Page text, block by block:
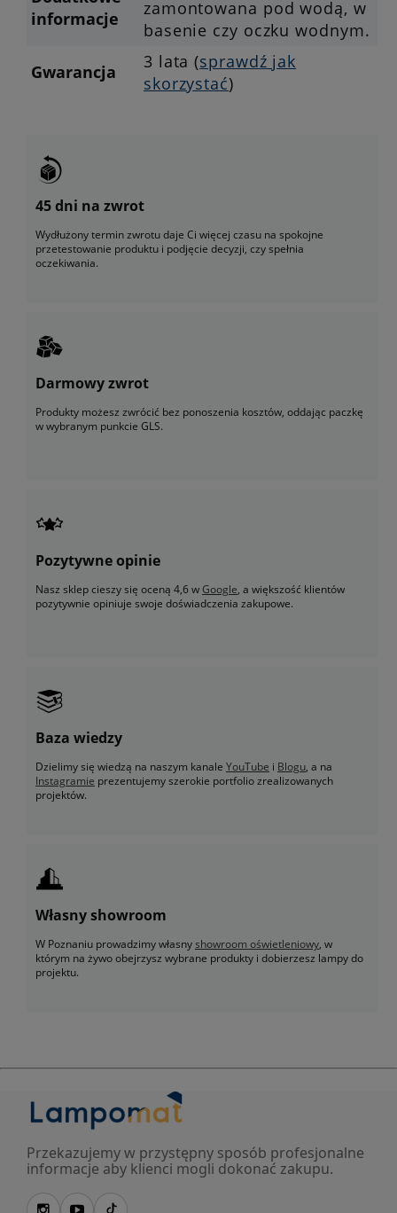
informacje
zamontowana pod wodą, w
basenie czy oczku wodnym.
Gwarancja
3 lata (sprawdź jak
skorzystać)
45 dni na zwrot
Wydłużony termin zwrotu daje Ci więcej czasu na spokojne
przetestowanie produktu i podjęcie decyzji, czy spełnia
oczekiwania.
Darmowy zwrot
Produkty możesz zwrócić bez ponoszenia kosztów, oddając paczkę
w wybranym punkcie GLS.
Pozytywne opinie
Nasz sklep cieszy się oceną 4,6 wGoogle, a większość klientów
pozytywnie opiniuje swoje doświadczenia zakupowe.
Baza wiedzy
Dzielimy się wiedzą na naszym kanale YouTube i Blogu, a na
Instagramie prezentujemy szerokie portfolio zrealizowanych
projektów.
Własny showroom
W Poznaniu prowadzimy własnyshowroom oświetleniowy, w
którym na żywo obejrzysz wybrane produkty i dobierzesz lampy do
projektu.
Przekazujemy w przystępny sposób profesjonalne
informacje aby klienci mogli dokonać zakupu.